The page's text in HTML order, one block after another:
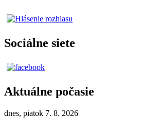
Sociálne siete
Aktuálne počasie
dnes, piatok 7. 8. 2026